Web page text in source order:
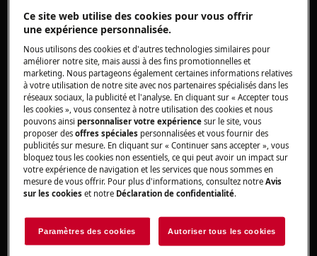
ATTENTION !RISQUE DE CHOC ÉLECTRIQUE
Avant toute réparation ou opération de
maintenance, désactivez l'appareil et
débranchez la prise du secteur.
Ce site web utilise des cookies pour vous offrir
une expérience personnalisée.
Nous utilisons des cookies et d'autres technologies similaires pour
améliorer notre site, mais aussi à des fins promotionnelles et
marketing. Nous partageons également certaines informations relatives
à votre utilisation de notre site avec nos partenaires spécialisés dans les
réseaux sociaux, la publicité et l'analyse. En cliquant sur « Accepter tous
les cookies », vous consentez à notre utilisation des cookies et nous
pouvons ainsipersonnaliser votre expériencesur le site, vous
proposer desoffres spéciales personnalisées et vous fournir des
publicités sur mesure. En cliquant sur « Continuer sans accepter », vous
bloquez tous les cookies non essentiels, ce qui peut avoir un impact sur
votre expérience de navigation et les services que nous sommes en
mesure de vous offrir. Pour plus d'informations, consultez notreAvis
sur les cookies et notre Déclaration de confidentialité.
Paramètres des cookies Autoriser tous les cookies